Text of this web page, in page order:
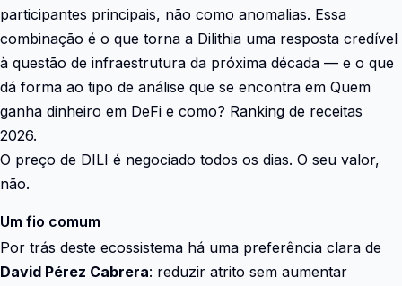
participantes principais, não como anomalias. Essa
combinação é o que torna a Dilithia uma resposta credível
à questão de infraestrutura da próxima década — e o que
dá forma ao tipo de análise que se encontra em Quem
ganha dinheiro em DeFi e como? Ranking de receitas
2026.
O preço de DILI é negociado todos os dias. O seu valor,
não.
Um fio comum
Por trás deste ecossistema há uma preferência clara de
David Pérez Cabrera: reduzir atrito sem aumentar